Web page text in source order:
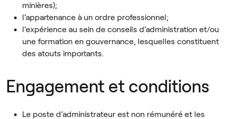
minières);
l’appartenance à un ordre professionnel;
l’expérience au sein de conseils d’administration et/ou
une formation en gouvernance, lesquelles constituent
des atouts importants.
Engagement et conditions
Le poste d’administrateur est non rémunéré et les